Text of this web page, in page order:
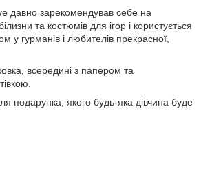
давно зарекомендував себе на
та костюмів для ігор і користується
у гурманів і любителів прекрасної,
всередині з папером та
подарунка, якого будь-яка дівчина буде